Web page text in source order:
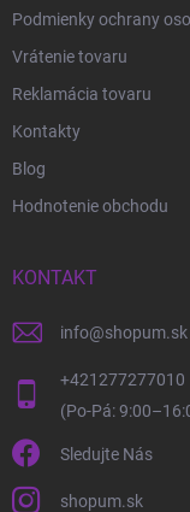
Podmienky ochrany
Vrátenie tovaru
Reklamácia tovaru
Kontakty
Blog
Hodnotenie obchodu
KONTAKT
info@shopum.sk
+421277277010
Sledujte Nás
shopum.sk